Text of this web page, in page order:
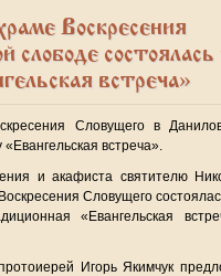
слободе
встреча»
Словущего в
встреча».
и акафиста святителю
Словущего
«Евангельская
Игорь Якимчук